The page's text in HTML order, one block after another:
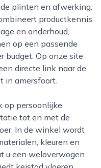
plinten en afwerking.
productkennis
en onderhoud,
op een passende
budget. Op onze site
directe link naar de
in amersfoort.
tot en met de
In de winkel wordt
kleuren en
u een weloverwogen